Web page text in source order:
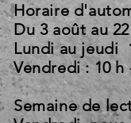
Horaire
Du 3
Lundi au jeudi
Vendredi : 10 h
Semaine de